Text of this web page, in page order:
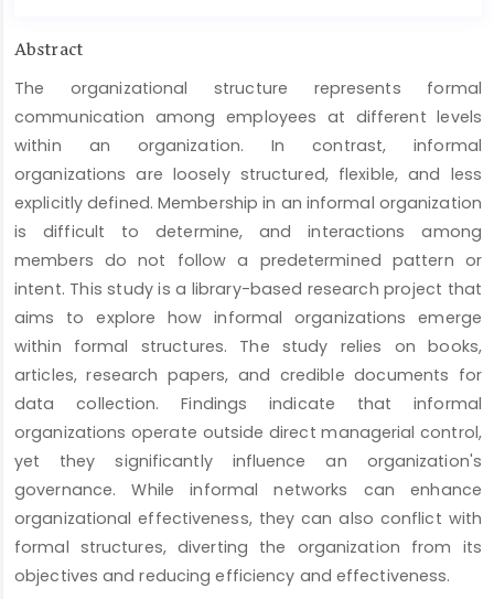
Main
Article
Content
Abstract
The organizational structure represents formal
communication among employees at different levels
within an organization. In contrast, informal
organizations are loosely structured, flexible, and less
explicitly defined. Membership in an informal organization
is difficult to determine, and interactions among
members do not follow a predetermined pattern or
intent. This study is a library-based research project that
aims to explore how informal organizations emerge
within formal structures. The study relies on books,
articles, research papers, and credible documents for
data collection. Findings indicate that informal
organizations operate outside direct managerial control,
yet they significantly influence an organization's
governance. While informal networks can enhance
organizational effectiveness, they can also conflict with
formal structures, diverting the organization from its
objectives and reducing efficiency and effectiveness.